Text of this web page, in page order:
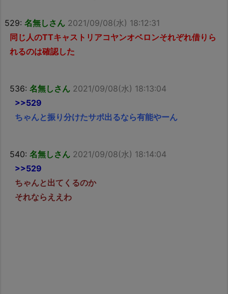
529: 名無しさん 2021/09/08(水) 18:12:31
同じ人のTTキャストリアコヤンオベロンそれぞれ借りら
れるのは確認した
536: 名無しさん 2021/09/08(水) 18:13:04
>>529
ちゃんと振り分けたサポ出るなら有能やーん
540: 名無しさん 2021/09/08(水) 18:14:04
>>529
ちゃんと出てくるのか
それならええわ